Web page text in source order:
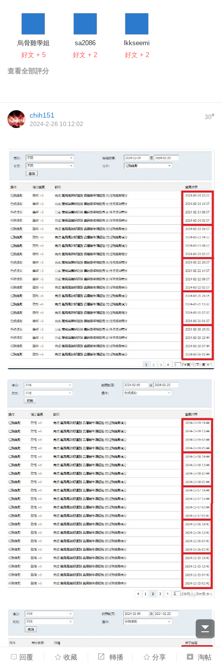
烏骨雞學姐
好文 + 5
sa2086
好文 + 2
lkkseemi
好文 + 2
查看全部評分
30#
chih151
2024-2-26 10:12:02
回覆 收藏 轉播 分享 淘帖